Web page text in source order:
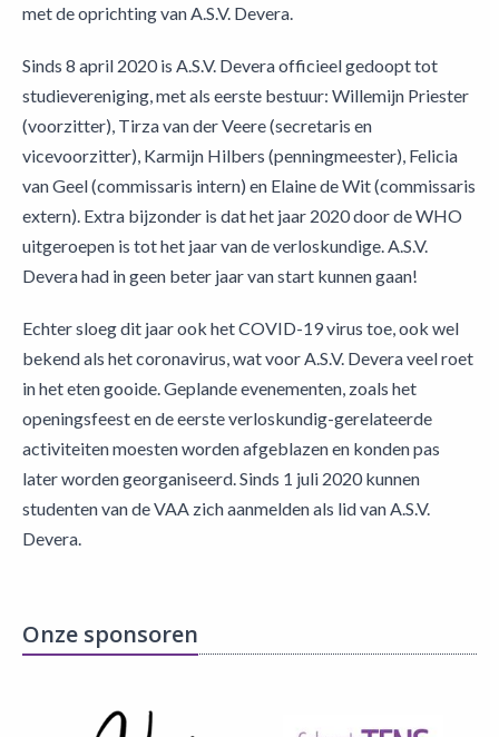
met de oprichting van A.S.V. Devera.
Sinds 8 april 2020 is A.S.V. Devera officieel gedoopt tot
studievereniging, met als eerste bestuur: Willemijn Priester
(voorzitter), Tirza van der Veere (secretaris en
vicevoorzitter), Karmijn Hilbers (penningmeester), Felicia
van Geel (commissaris intern) en Elaine de Wit (commissaris
extern). Extra bijzonder is dat het jaar 2020 door de WHO
uitgeroepen is tot het jaar van de verloskundige. A.S.V.
Devera had in geen beter jaar van start kunnen gaan!
Echter sloeg dit jaar ook het COVID-19 virus toe, ook wel
bekend als het coronavirus, wat voor A.S.V. Devera veel roet
in het eten gooide. Geplande evenementen, zoals het
openingsfeest en de eerste verloskundig-gerelateerde
activiteiten moesten worden afgeblazen en konden pas
later worden georganiseerd. Sinds 1 juli 2020 kunnen
studenten van de VAA zich aanmelden als lid van A.S.V.
Devera.
Onze sponsoren